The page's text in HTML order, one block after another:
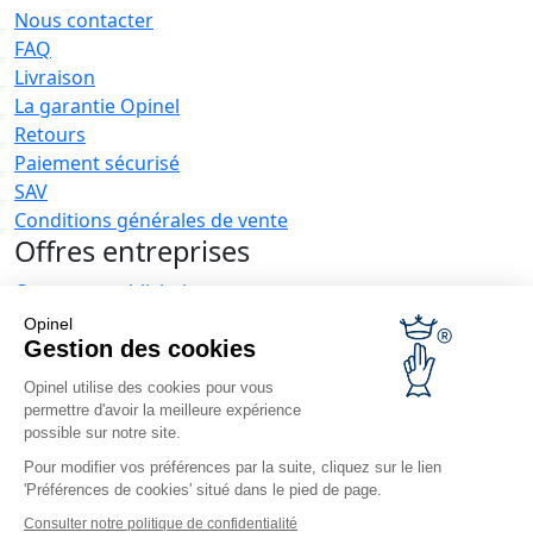
Opinel
Gestion des cookies
Opinel utilise des cookies pour vous
permettre d'avoir la meilleure expérience
possible sur notre site.
Pour modifier vos préférences par la suite, cliquez sur le lien
'Préférences de cookies' situé dans le pied de page.
Consulter notre politique de confidentialité
Nous contacter
FAQ
Livraison
La garantie Opinel
Retours
Paiement sécurisé
SAV
Conditions générales de vente
Offres entreprises
Couteaux publicitaires
Restaurateurs
Opinel News
Recevoir les actualités
Retrouvez-nous